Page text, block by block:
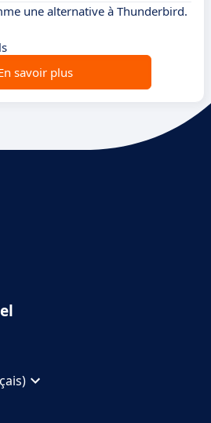
une alternative à Thunderbird.
savoir plus